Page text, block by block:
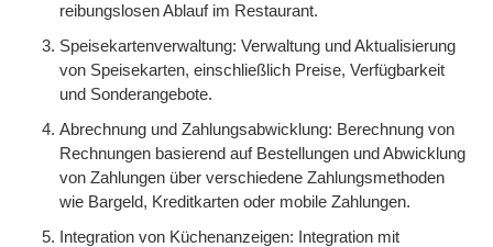
reibungslosen Ablauf im Restaurant.
Speisekartenverwaltung: Verwaltung und Aktualisierung
von Speisekarten, einschließlich Preise, Verfügbarkeit
und Sonderangebote.
Abrechnung und Zahlungsabwicklung: Berechnung von
Rechnungen basierend auf Bestellungen und Abwicklung
von Zahlungen über verschiedene Zahlungsmethoden
wie Bargeld, Kreditkarten oder mobile Zahlungen.
Integration von Küchenanzeigen: Integration mit